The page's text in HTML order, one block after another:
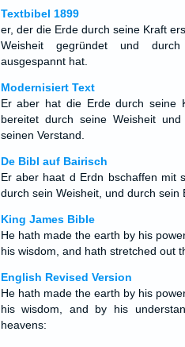
Textbibel 1899
er, der die Erde durch seine Kraft
Weisheit gegründet und
ausgespannt hat.
Modernisiert Text
Er aber hat die Erde durch seine
bereitet durch seine Weisheit
seinen Verstand.
De Bibl auf Bairisch
Er aber haat d Erdn bschaffen mit
durch sein Weisheit, und durch sein
King James Bible
He hath made the earth by his
his wisdom, and hath stretched out
English Revised Version
He hath made the earth by his
his wisdom, and by his
heavens: